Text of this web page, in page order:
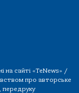
на сайті «TeNews» /
про авторське
передруку